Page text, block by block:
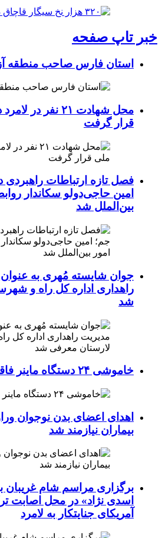
خبر تاپ صفحه
استان فارس صاحب منطقه
محل شهادت ۲۱ نفر
قرار گرفت
فصل تازه ارتباطات
امین حاجی‌دولو سکاندار
بین‌الملل شد
جوان شایسته مُهری به
راهداری اداره کل راه و
شد
خاموشی ۲۴ دستگاه ماینر فاقد مجوز در لامرد
اهدای اعضای بدن نوجوان
بیماران نیازمند شد
برگزاری مراسم شام غریبان
اسدی نژاد» در محل
آمریکای جنایتکار به لامرد